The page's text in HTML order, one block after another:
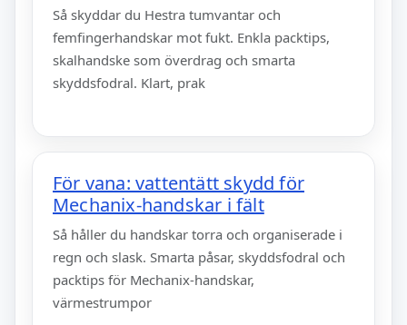
Så skyddar du Hestra tumvantar och
femfingerhandskar mot fukt. Enkla packtips,
skalhandske som överdrag och smarta
skyddsfodral. Klart, prak
För vana: vattentätt skydd för
Mechanix-handskar i fält
Så håller du handskar torra och organiserade i
regn och slask. Smarta påsar, skyddsfodral och
packtips för Mechanix-handskar,
värmestrumpor